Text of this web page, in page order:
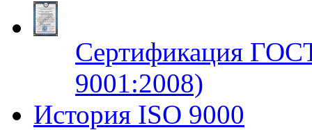
Сертификация
9001:2008)
История ISO 9000